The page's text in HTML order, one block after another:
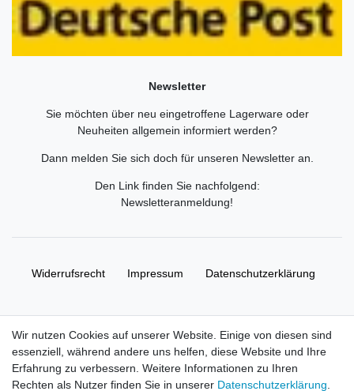
Newsletter
Sie möchten über neu eingetroffene Lagerware oder
Neuheiten allgemein informiert werden?
Dann melden Sie sich doch für unseren Newsletter an.
Den Link finden Sie nachfolgend:
Newsletteranmeldung!
Widerrufs­recht Impressum Daten­schutz­erklärung
© Copyright 2026 | Alle Rechte vorbehalten. HL-
Handelsgesellschaft mbH.
Wir nutzen Cookies auf unserer Website. Einige von diesen sind
essenziell, während andere uns helfen, diese Website und Ihre
Erfahrung zu verbessern. Weitere Informationen zu Ihren
Rechten als Nutzer finden Sie in unserer Daten­schutz­erklärung